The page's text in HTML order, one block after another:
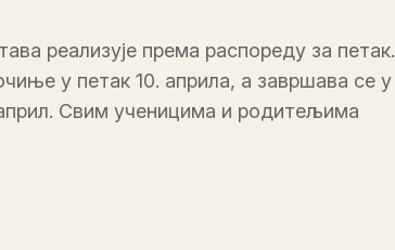
реализује према распореду за петак.
у петак 10. априла, а завршава се у
Свим ученицима и родитељима